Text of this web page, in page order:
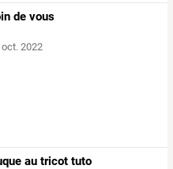
de vous
oct. 2022
au tricot tuto